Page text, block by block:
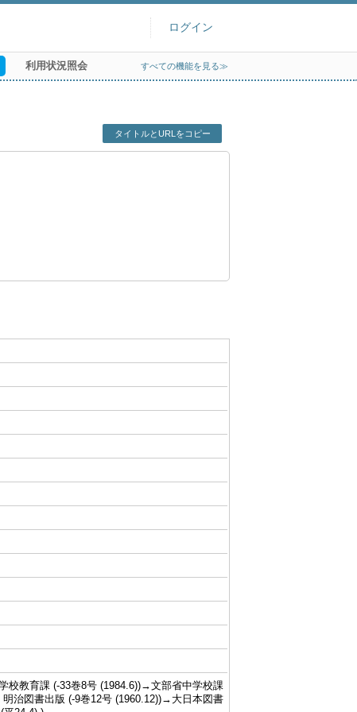
ログイン
利用状況照会 すべての機能を見る≫
タイトルとURLをコピー
校教育課 (-33巻8号 (1984.6))→文部省中学校課
治図書出版 (-9巻12号 (1960.12))→大日本図書